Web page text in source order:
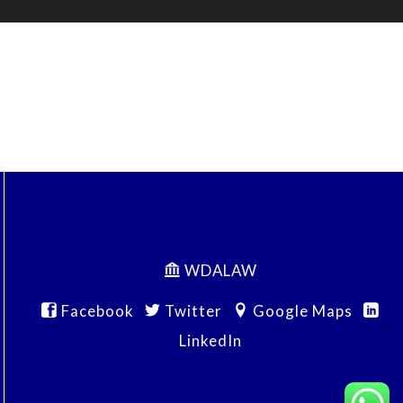
WDALAW
Facebook Twitter
Google Maps
LinkedIn